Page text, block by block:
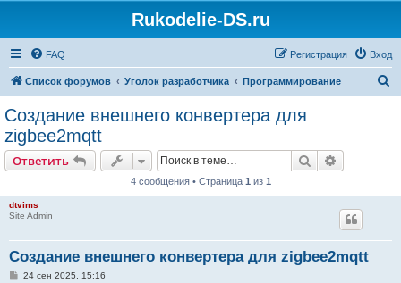
Rukodelie-DS.ru
FAQ Вход
Регистрация
Список форумов Уголок разработчика Программирование
Создание внешнего конвертера для
zigbee2mqtt
Ответить Поиск
4 сообщения • Страница 1 из 1
dtvims
Site Admin
Создание внешнего конвертера для zigbee2mqtt
С24 сен 2025, 15:16